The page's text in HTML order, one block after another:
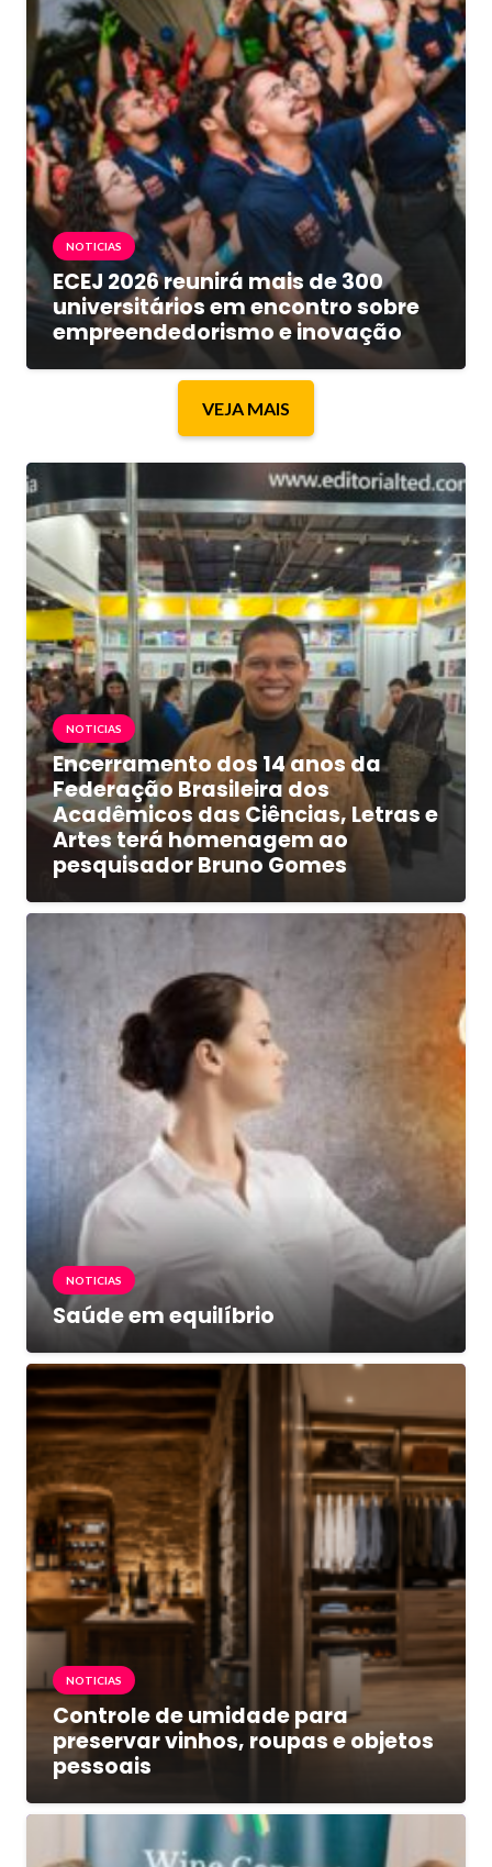
NOTICIAS
ECEJ 2026 reunirá mais de 300
universitários em encontro sobre
empreendedorismo e inovação
VEJA MAIS
NOTICIAS
Encerramento dos 14 anos da
Federação Brasileira dos
Acadêmicos das Ciências, Letras e
Artes terá homenagem ao
pesquisador Bruno Gomes
NOTICIAS
Saúde em equilíbrio
NOTICIAS
Controle de umidade para
preservar vinhos, roupas e objetos
pessoais